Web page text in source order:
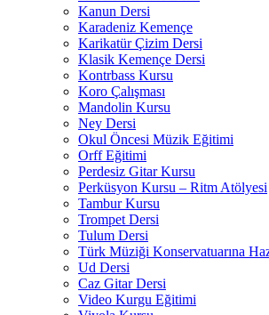
Kanun Dersi
Karadeniz Kemençe
Karikatür Çizim Dersi
Klasik Kemençe Dersi
Kontrbass Kursu
Koro Çalışması
Mandolin Kursu
Ney Dersi
Okul Öncesi Müzik Eğitimi
Orff Eğitimi
Perdesiz Gitar Kursu
Perküsyon Kursu – Ritm Atölyesi
Tambur Kursu
Trompet Dersi
Tulum Dersi
Türk Müziği Konservatuarına
Ud Dersi
Caz Gitar Dersi
Video Kurgu Eğitimi